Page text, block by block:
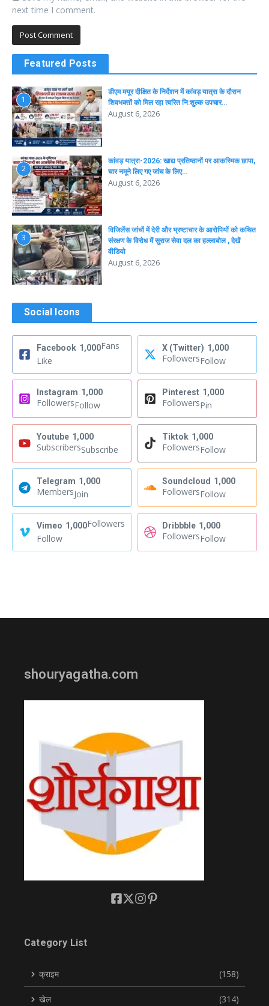
next time I comment.
Featured Posts
1
डीएम मयूर दीक्षित के निर्देशन में कांवड़ यात्रा के दौरान
शिवभक्तों को मिल रहा त्वरित नि:शुल्क उपचार…
August 6, 2026
2
कांवड़ यात्रा-2026: खाद्य प्रतिष्ठानों पर आकस्मिक छापा,
चार नमूने लिए गए जांच के लिए…
August 6, 2026
3
विजिलेंस जांचों में देरी और भ्रष्टाचार के आरोपियों को कथित
संरक्षण के विरोध में सुराज सेवा दल का हल्लाबोल , देखें
वीडियो
August 6, 2026
Social Icons
Facebook 1,000Fans
Like
X (Twitter) 1,000
FollowersFollow
Instagram 1,000
FollowersFollow
Pinterest 1,000
FollowersPin
Youtube 1,000
SubscribersSubscribe
Tiktok 1,000
FollowersFollow
Telegram 1,000
MembersJoin
Soundcloud 1,000
FollowersFollow
Vimeo 1,000Followers
Follow
Dribbble 1,000
FollowersFollow
shouryagatha.com
Category List
क्राइम (158)
खेल (314)